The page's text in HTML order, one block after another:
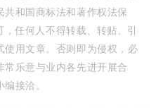
和国商标法和著作权法保
任何人不得转载、转贴、引
使用文章。否则即为侵权，必
常乐意与业内各先进开展合
接洽。